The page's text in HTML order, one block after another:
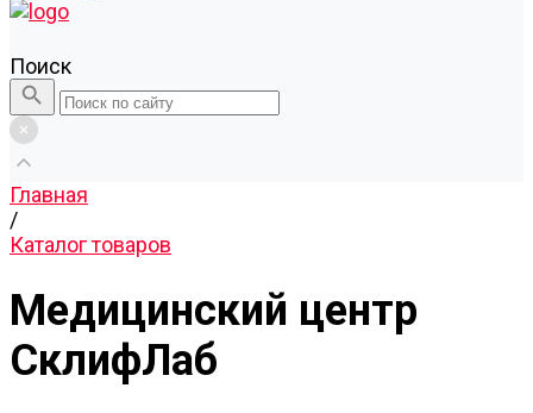
Поиск
Главная
/
Каталог товаров
Медицинский центр
СклифЛаб